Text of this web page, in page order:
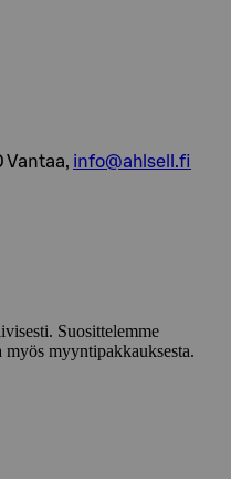
Vantaa, info@ahlsell.fi
Suosittelemme
myös myyntipakkauksesta.